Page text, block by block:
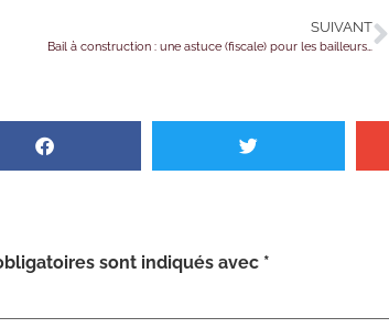
SUIVANT
Bail à construction : une astuce (fiscale) pour les bailleurs…
sont indiqués avec *